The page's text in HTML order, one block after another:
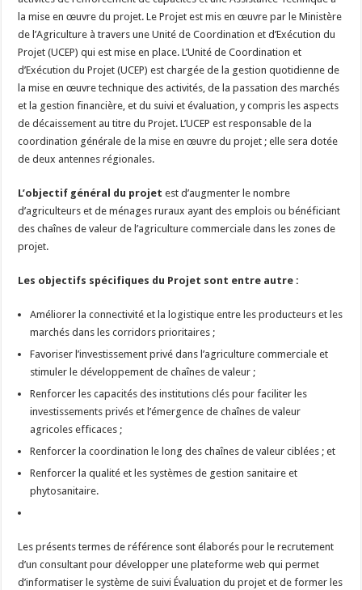
la mise en œuvre du projet. Le Projet est mis en œuvre par le Ministère
de l’Agriculture à travers une Unité de Coordination et d’Exécution du
Projet (UCEP) qui est mise en place. L’Unité de Coordination et
d’Exécution du Projet (UCEP) est chargée de la gestion quotidienne de
la mise en œuvre technique des activités, de la passation des marchés
et la gestion financière, et du suivi et évaluation, y compris les aspects
de décaissement au titre du Projet. L’UCEP est responsable de la
coordination générale de la mise en œuvre du projet ; elle sera dotée
de deux antennes régionales.
L’objectif général du projet est d’augmenter le nombre
d’agriculteurs et de ménages ruraux ayant des emplois ou bénéficiant
des chaînes de valeur de l’agriculture commerciale dans les zones de
projet.
Les objectifs spécifiques du Projet sont entre autre :
Améliorer la connectivité et la logistique entre les producteurs et les
marchés dans les corridors prioritaires ;
Favoriser l’investissement privé dans l’agriculture commerciale et
stimuler le développement de chaînes de valeur ;
Renforcer les capacités des institutions clés pour faciliter les
investissements privés et l’émergence de chaînes de valeur
agricoles efficaces ;
Renforcer la coordination le long des chaînes de valeur ciblées ; et
Renforcer la qualité et les systèmes de gestion sanitaire et
phytosanitaire.
Les présents termes de référence sont élaborés pour le recrutement
d’un consultant pour développer une plateforme web qui permet
d’informatiser le système de suivi Évaluation du projet et de former les